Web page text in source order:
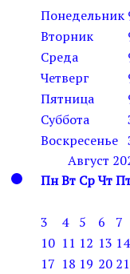
Понедельник
Вторник
Среда
Четверг
Пятница
Суббота
Воскресенье
Август
ПнВт СрЧт
3
4 5 6 7
10 11 12 13 14
17 18 19 20 21